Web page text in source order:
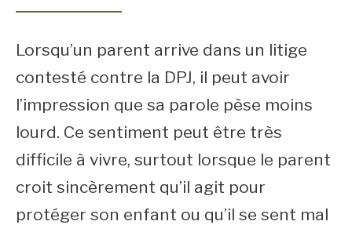
Lorsqu’un parent arrive dans un litige
contesté contre la DPJ, il peut avoir
l’impression que sa parole pèse moins
lourd. Ce sentiment peut être très
difficile à vivre, surtout lorsque le parent
croit sincèrement qu’il agit pour
protéger son enfant ou qu’il se sent mal